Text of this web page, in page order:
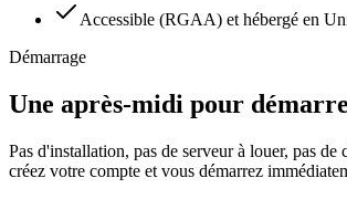
Accessible (RGAA) et hébergé en
Démarrage
Une après-midi pour
Pas d'installation, pas de serveur à louer, pas de
créez votre compte et vous démarrez